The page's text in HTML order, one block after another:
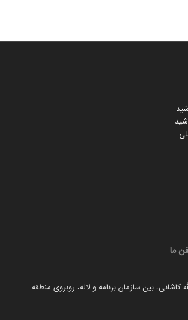
ما
کاشانی، بین سازمان برنامه و لاله، روبروی منطقه